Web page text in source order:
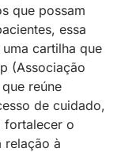
que possam
essa
cartilha que
(Associação
reúne
de cuidado,
fortalecer o
relação à